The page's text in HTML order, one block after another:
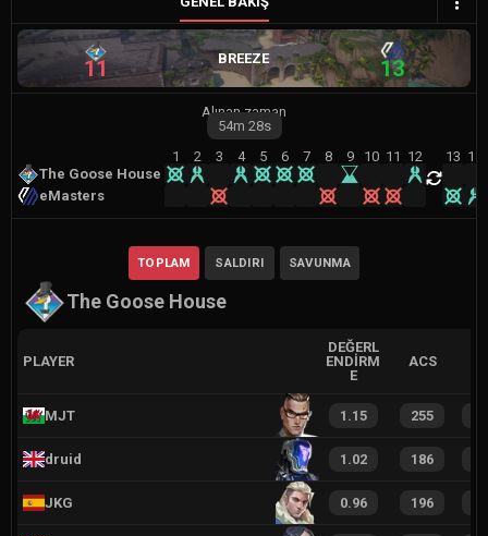
11 BREEZE 13
Alınan zaman
54m 28s
The Goose House
eMasters
1 2 3 4 5 6 7 8 9 10 11 12 13 14
The Goose House
TOPLAM SALDIRI SAVUNMA
PLAYER
DEĞERL
ENDIRM
E
ACS
MJT 1.15 255
druid 1.02 186
JKG 0.96 196